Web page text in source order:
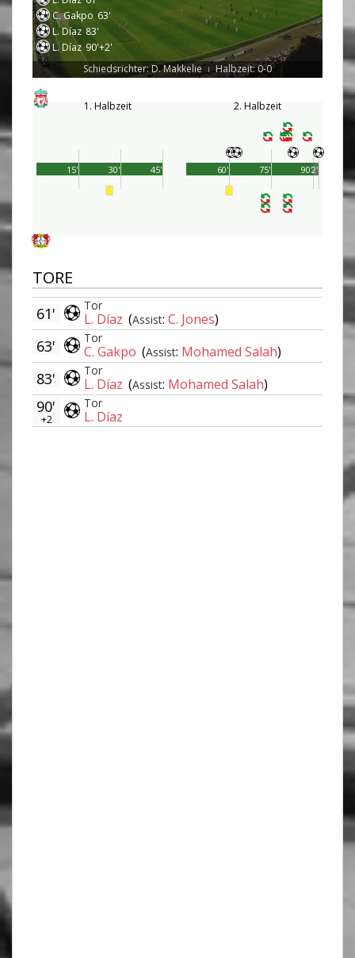
C. Gakpo 63'
L. Díaz 83'
L. Díaz 90'+2'
Schiedsrichter: D. Makkelie
| Halbzeit: 0-0
1. Halbzeit
45'
15' 30'
2. Halbzeit
90'
60' 75' 2'
TORE
Tor
L. Díaz (Assist: C. Jones)
61'
Tor
C. Gakpo (Assist: Mohamed Salah)
63'
Tor
L. Díaz (Assist: Mohamed Salah)
83'
Tor
L. Díaz
90'
+2